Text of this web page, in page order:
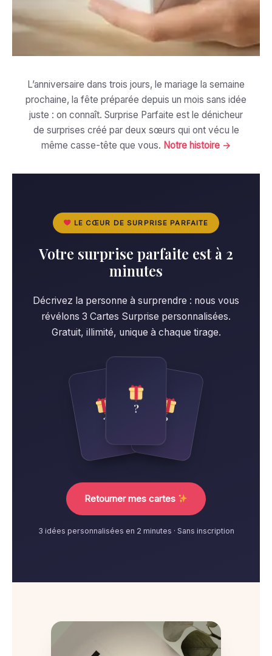
L’anniversaire dans trois jours, le mariage la semaine
prochaine, la fête préparée depuis un mois sans idée
juste : on connaît. Surprise Parfaite est le dénicheur
de surprises créé par deux sœurs qui ont vécu le
même casse-tête que vous. Notre histoire →
LE CŒUR DE SURPRISE PARFAITE
Votre surprise parfaite est à 2
minutes
Décrivez la personne à surprendre : nous vous
révélons 3 Cartes Surprise personnalisées.
Gratuit, illimité, unique à chaque tirage.
?
?
?
Retourner mes cartes
3 idées personnalisées en 2 minutes · Sans inscription